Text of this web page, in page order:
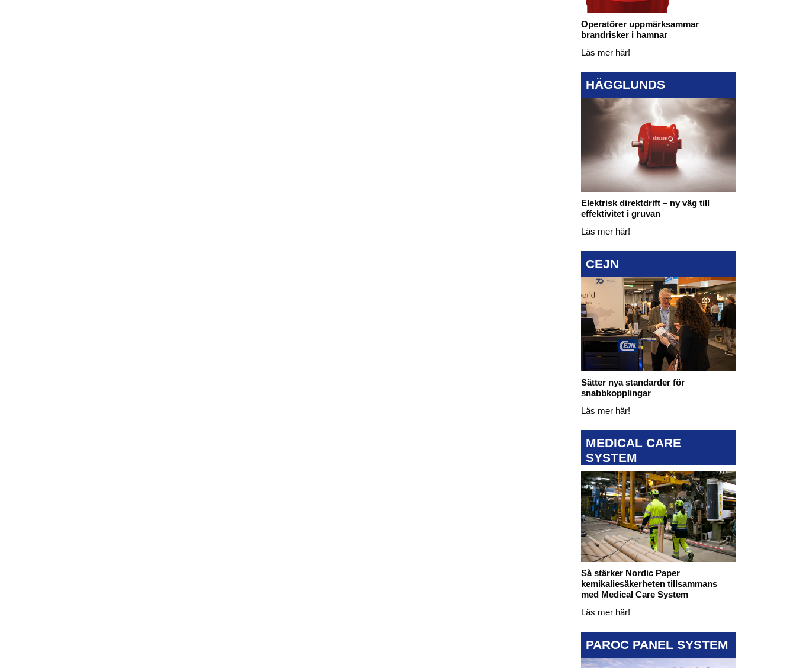
Operatörer uppmärksammar
brandrisker i hamnar
Läs mer här!
HÄGGLUNDS
Elektrisk direktdrift – ny väg till
effektivitet i gruvan
Läs mer här!
CEJN
Sätter nya standarder för
snabbkopplingar
Läs mer här!
MEDICAL CARE
SYSTEM
Så stärker Nordic Paper
kemikaliesäkerheten tillsammans
med Medical Care System
Läs mer här!
PAROC PANEL SYSTEM